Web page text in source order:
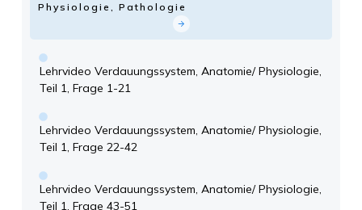
Physiologie, Pathologie
Lehrvideo Verdauungssystem, Anatomie/ Physiologie,
Teil 1, Frage 1-21
Lehrvideo Verdauungssystem, Anatomie/ Physiologie,
Teil 1, Frage 22-42
Lehrvideo Verdauungssystem, Anatomie/ Physiologie,
Teil 1, Frage 43-51